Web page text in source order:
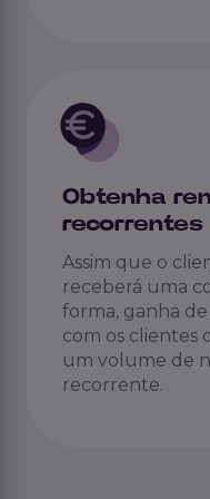
Obtenha
recorrentes
Assim que o
receberá uma
forma, ganha
com os clientes
um volume de
recorrente.